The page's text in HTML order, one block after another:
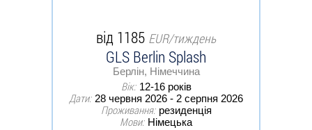
від 1185 EUR/тиждень
GLS Berlin Splash
Берлін, Німеччина
Вік: 12-16 років
Дати: 28 червня 2026 - 2 серпня 2026
Проживання: резиденція
Мови: Німецька